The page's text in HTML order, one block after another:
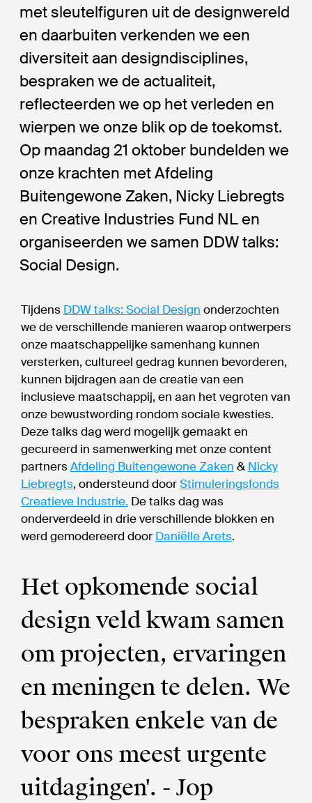
met sleutelfiguren uit de designwereld
en daarbuiten verkenden we een
diversiteit aan designdisciplines,
bespraken we de actualiteit,
reflecteerden we op het verleden en
wierpen we onze blik op de toekomst.
Op maandag 21 oktober bundelden we
onze krachten met Afdeling
Buitengewone Zaken, Nicky Liebregts
en Creative Industries Fund NL en
organiseerden we samen DDW talks:
Social Design.
Tijdens DDW talks: Social Design onderzochten
we de verschillende manieren waarop ontwerpers
onze maatschappelijke samenhang kunnen
versterken, cultureel gedrag kunnen bevorderen,
kunnen bijdragen aan de creatie van een
inclusieve maatschappij, en aan het vegroten van
onze bewustwording rondom sociale kwesties.
Deze talks dag werd mogelijk gemaakt en
gecureerd in samenwerking met onze content
partnersAfdeling Buitengewone Zaken &Nicky
Liebregts, ondersteund doorStimuleringsfonds
Creatieve Industrie. De talks dag was
onderverdeeld in drie verschillende blokken en
werd gemodereerd door Daniëlle Arets.
Het opkomende social
design veld kwam samen
om projecten, ervaringen
en meningen te delen. We
bespraken enkele van de
voor ons meest urgente
uitdagingen'. - Jop